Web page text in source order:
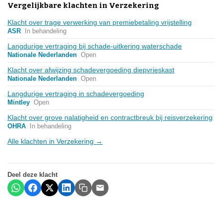
Vergelijkbare klachten in Verzekering
Klacht over trage verwerking van premiebetaling vrijstelling
ASR In behandeling
Langdurige vertraging bij schade-uitkering waterschade
Nationale Nederlanden Open
Klacht over afwijzing schadevergoeding diepvrieskast
Nationale Nederlanden Open
Langdurige vertraging in schadevergoeding
Mintley Open
Klacht over grove nalatigheid en contractbreuk bij reisverzekering
OHRA In behandeling
Alle klachten in Verzekering →
Deel deze klacht